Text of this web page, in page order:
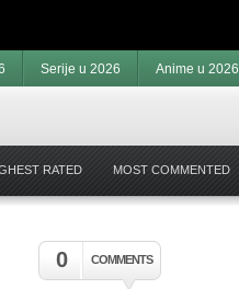
Serije u 2026 Anime u 2026
RATED MOST COMMENTED
0 COMMENTS